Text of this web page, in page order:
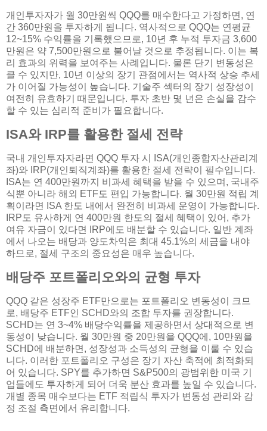
개인투자자가 월 30만원씩 QQQ를 매수한다고 가정하면, 연
간 360만원을 투자하게 됩니다. 역사적으로 QQQ는 연평균
12~15% 수익률을 기록했으므로, 10년 후 누적 투자금 3,600
만원은 약 7,500만원으로 불어날 것으로 추정됩니다. 이는 복
리 효과의 위력을 보여주는 사례입니다. 물론 단기 변동성은
클 수 있지만, 10년 이상의 장기 관점에서는 역사적 상승 추세
가 이어질 가능성이 높습니다. 기술주 섹터의 장기 성장성이
여전히 유효하기 때문입니다. 투자 초반 몇 년은 손실을 감수
할 수 있는 심리적 준비가 필요합니다.
ISA와 IRP를 활용한 절세 전략
국내 개인투자자라면 QQQ 투자 시 ISA(개인종합자산관리계
좌)와 IRP(개인퇴직계좌)를 활용한 절세 전략이 필수입니다.
ISA는 연 400만원까지 비과세 혜택을 받을 수 있으며, 국내주
식뿐 아니라 해외 ETF도 편입 가능합니다. 월 30만원 적립 계
획이라면 ISA 한도 내에서 완전히 비과세 운영이 가능합니다.
IRP도 유사하게 연 400만원 한도의 절세 혜택이 있어, 추가
여유 자금이 있다면 IRP에도 배분할 수 있습니다. 일반 계좌
에서 나오는 배당과 양도차익은 최대 45.1%의 세금을 내야
하므로, 절세 구조의 중요성은 매우 높습니다.
배당주 포트폴리오와의 균형 투자
QQQ 같은 성장주 ETF만으로는 포트폴리오 변동성이 크므
로, 배당주 ETF인 SCHD와의 조합 투자를 권장합니다.
SCHD는 연 3~4% 배당수익률을 제공하면서 상대적으로 변
동성이 낮습니다. 월 30만원 중 20만원을 QQQ에, 10만원을
SCHD에 배분하면, 성장성과 소득성의 균형을 이룰 수 있습
니다. 이러한 포트폴리오 구성은 장기 자산 축적에 최적화되
어 있습니다. SPY를 추가하면 S&P500의 광범위한 미국 기
업들에도 투자하게 되어 더욱 분산 효과를 높일 수 있습니다.
개별 종목 매수보다는 ETF 적립식 투자가 변동성 관리와 감
정 조절 측면에서 유리합니다.